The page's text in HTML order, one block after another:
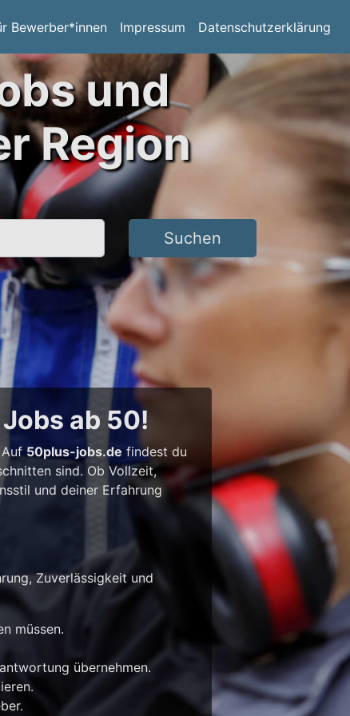
Bewerber*innen Impressum Datenschutzerklärung
und
Region
Suchen
ab 50!
Auf50plus-jobs.de findest du
sind. Ob Vollzeit,
und deiner Erfahrung
Zuverlässigkeit und
müssen.
übernehmen.